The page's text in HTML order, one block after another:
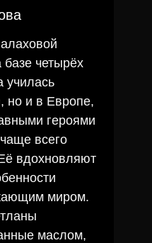
четырёх
училась
но и в Европе,
героями
всего
вдохновляют
миром.
маслом,